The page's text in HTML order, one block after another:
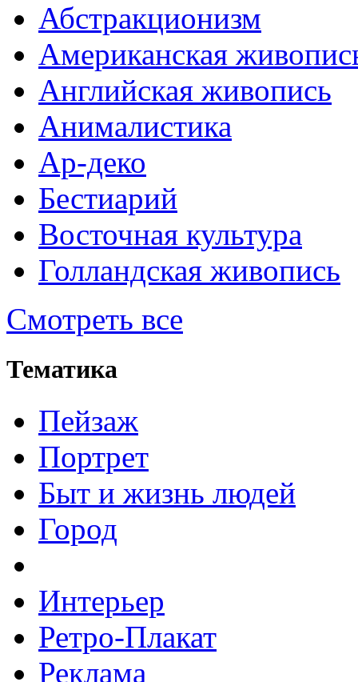
Абстракционизм
Американская
Английская живопись
Анималистика
Ар-деко
Бестиарий
Восточная культура
Голландская живопись
Смотреть все
Тематика
Пейзаж
Портрет
Быт и жизнь людей
Город
Интерьер
Ретро-Плакат
Реклама